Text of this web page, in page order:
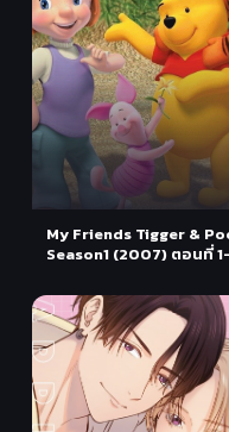
My Friends Tigger &
Season1 (2007) ตอนที่